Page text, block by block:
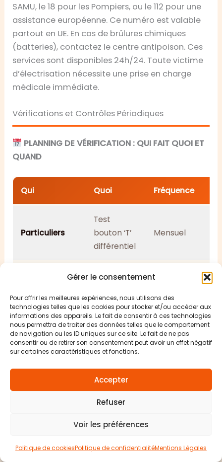
Gérer le consentement
Pour offrir les meilleures expériences, nous utilisons des
technologies telles que les cookies pour stocker et/ou accéder aux
informations des appareils. Le fait de consentir à ces technologies
nous permettra de traiter des données telles que le comportement
de navigation ou les ID uniques sur ce site. Le fait de ne pas
consentir ou de retirer son consentement peut avoir un effet négatif
sur certaines caractéristiques et fonctions.
Accepter
Refuser
Voir les préférences
Politique de cookiesPolitique de confidentialitéMentions Légales
SAMU, le 18 pour les Pompiers, ou le 112 pour une
assistance européenne. Ce numéro est valable
partout en UE. En cas de brûlures chimiques
(batteries), contactez le centre antipoison. Ces
services sont disponibles 24h/24. Toute victime
d’électrisation nécessite une prise en charge
médicale immédiate.
Vérifications et Contrôles Périodiques
PLANNING DE VÉRIFICATION : QUI FAIT QUOI ET
QUAND
Qui Quoi Fréquence
Particuliers
Test
bouton ‘T’
différentiel
Mensuel
Particuliers
Inspection
(prises,
câbles)
Annuel
Particuliers
Diagnostic
électrique
Vente >15
Professionnels
Vérification
initiale
Professionnels
Contrôles
organisme
Annuel